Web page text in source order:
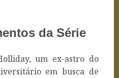
da Série
um ex-astro do
em busca de